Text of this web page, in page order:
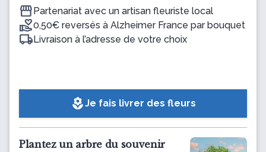
Partenariat avec un artisan fleuriste local
0,50€ reversés à Alzheimer France par bouquet
Livraison à l’adresse de votre choix
local_floristJe fais livrer des fleurs
Plantez un arbre du souvenir